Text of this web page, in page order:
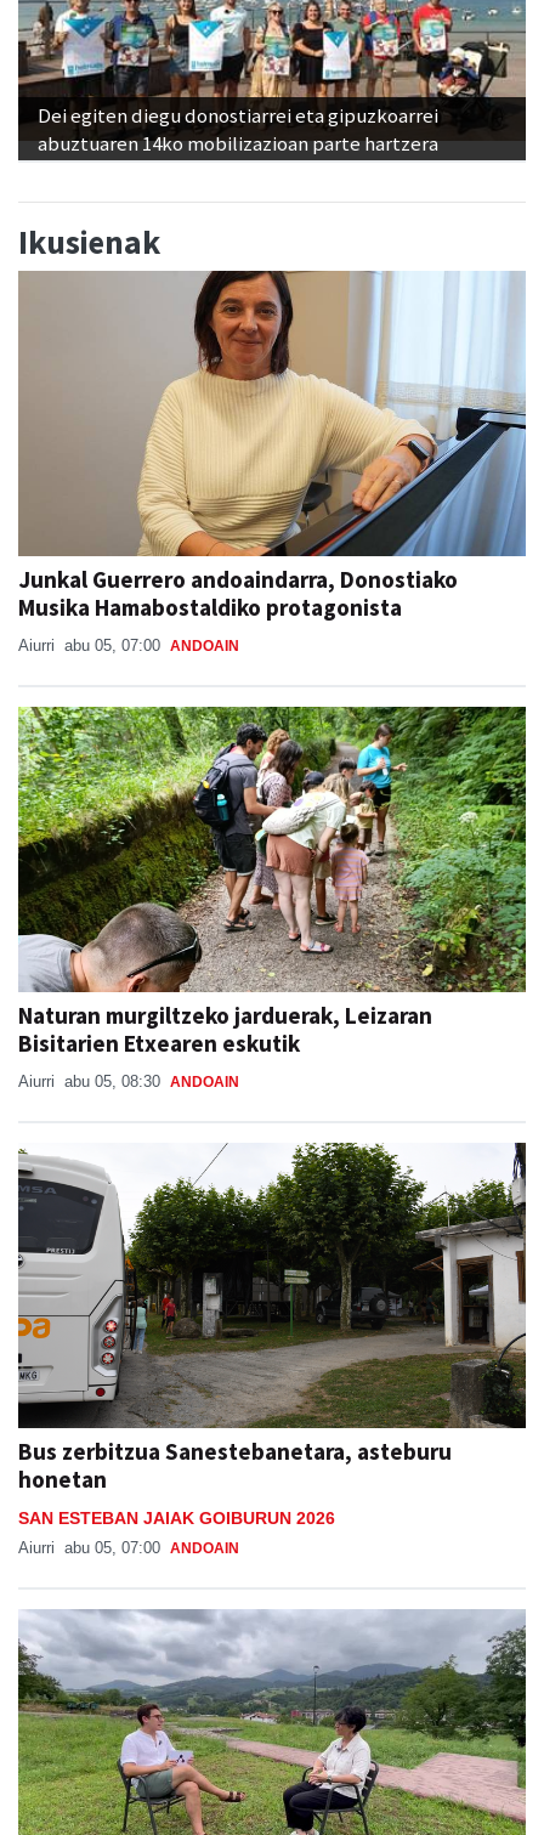
Dei egiten diegu donostiarrei eta gipuzkoarrei
abuztuaren 14ko mobilizazioan parte hartzera
Ikusienak
Junkal Guerrero andoaindarra, Donostiako
Musika Hamabostaldiko protagonista
Aiurri abu 05, 07:00 ANDOAIN
Naturan murgiltzeko jarduerak, Leizaran
Bisitarien Etxearen eskutik
Aiurri abu 05, 08:30 ANDOAIN
Bus zerbitzua Sanestebanetara, asteburu
honetan
SAN ESTEBAN JAIAK GOIBURUN 2026
Aiurri abu 05, 07:00 ANDOAIN